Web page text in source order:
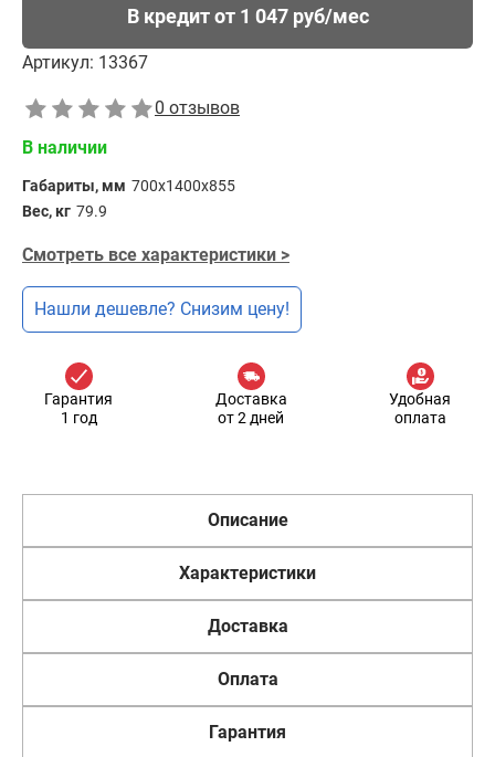
В кредит от 1 047 руб/мес
Артикул: 13367
0 отзывов
В наличии
Габариты, мм 700х1400х855
Вес, кг 79.9
Смотреть все характеристики >
Нашли дешевле? Снизим цену!
Гарантия
1 год
Доставка
от 2 дней
Удобная
оплата
Описание
Характеристики
Доставка
Оплата
Гарантия